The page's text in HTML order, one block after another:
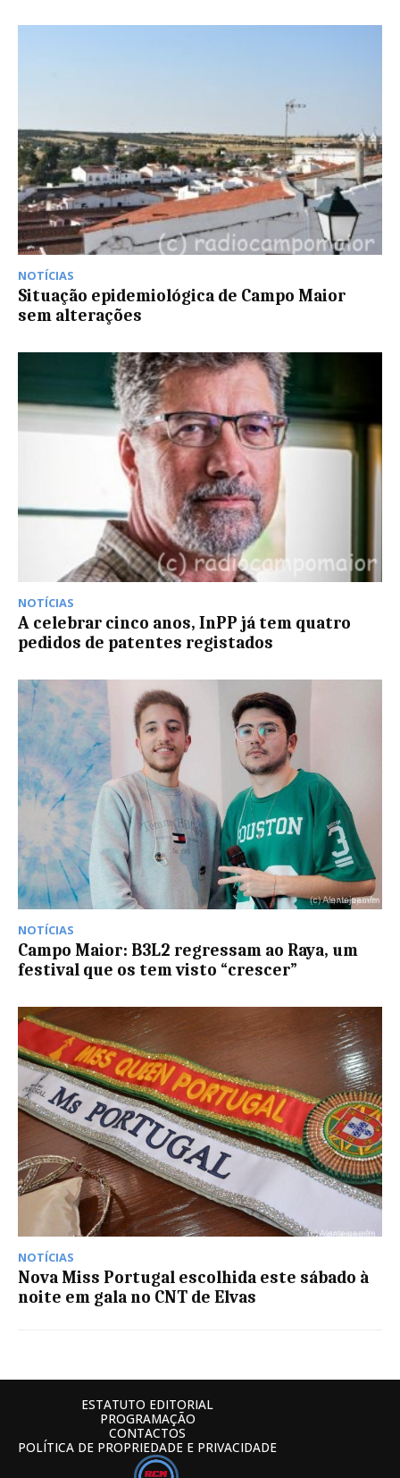
NOTÍCIAS
Situação epidemiológica de Campo Maior
sem alterações
NOTÍCIAS
A celebrar cinco anos, InPP já tem quatro
pedidos de patentes registados
NOTÍCIAS
Campo Maior: B3L2 regressam ao Raya, um
festival que os tem visto “crescer”
NOTÍCIAS
Nova Miss Portugal escolhida este sábado à
noite em gala no CNT de Elvas
ESTATUTO EDITORIAL
PROGRAMAÇÃO
CONTACTOS
POLÍTICA DE PROPRIEDADE E PRIVACIDADE